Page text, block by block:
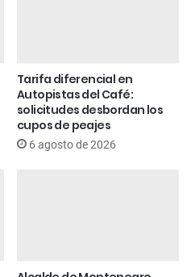
Tarifa diferencial en
Autopistas del Café:
solicitudes desbordan los
cupos de peajes
6 agosto de 2026